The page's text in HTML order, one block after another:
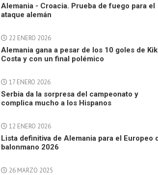
Alemania - Croacia. Prueba de fuego para el
ataque alemán
22 ENERO 2026
Alemania gana a pesar de los 10 goles de
Costa y con un final polémico
17 ENERO 2026
Serbia da la sorpresa del campeonato y
complica mucho a los Hispanos
12 ENERO 2026
Lista definitiva de Alemania para el Europeo
balonmano 2026
26 MARZO 2025